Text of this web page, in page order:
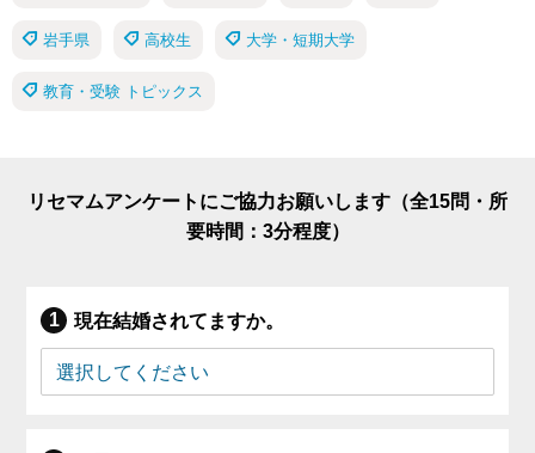
岩手県 高校生 大学・短期大学
教育・受験 トピックス
リセマムアンケートにご協力お願いします（全15問・所
要時間：3分程度）
現在結婚されてますか。